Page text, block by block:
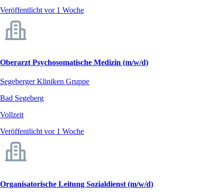
Veröffentlicht vor 1 Woche
Oberarzt Psychosomatische Medizin (m/w/d)
Segeberger Kliniken Gruppe
Bad Segeberg
Vollzeit
Veröffentlicht vor 1 Woche
Organisatorische Leitung Sozialdienst (m/w/d)